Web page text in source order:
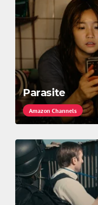
Parasite
Amazon Channels